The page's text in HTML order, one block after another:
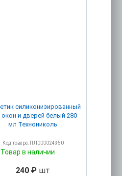
силиконизированный
и дверей белый 280
мл Технониколь
Код товара: ПЛ000024350
Товар в наличии
240 ₽ шт